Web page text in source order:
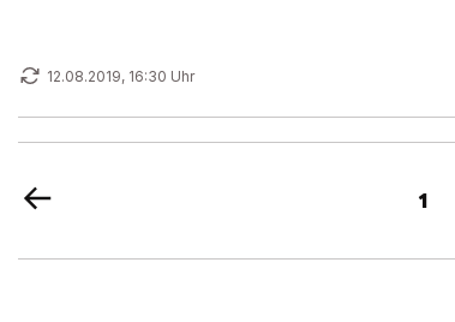
12.08.2019, 16:30 Uhr
1